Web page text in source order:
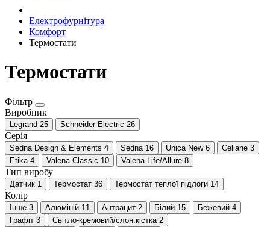
Електрофурнітура
Комфорт
Термостати
Термостати
Фільтр
Виробник
Legrand 25 Schneider Electric 26
Серія
Sedna Design & Elements 4 Sedna 16 Unica New 6 Celiane 3
Etika 4 Valena Classic 10 Valena Life/Allure 8
Тип виробу
Датчик 1 Термостат 36 Термостат теплої підлоги 14
Колір
Інше 3 Алюміній 11 Антрацит 2 Білий 15 Бежевий 4
Графіт 3 Світло-кремовий/слон.кістка 2